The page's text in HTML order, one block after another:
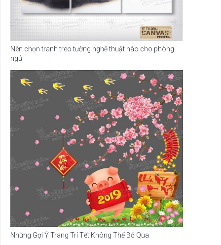
Nên chọn tranh treo tường nghệ thuật nào cho phòng
ngủ
Những Gợi Ý Trang Trí Tết Không Thể Bỏ Qua